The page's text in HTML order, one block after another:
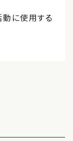
に使用する